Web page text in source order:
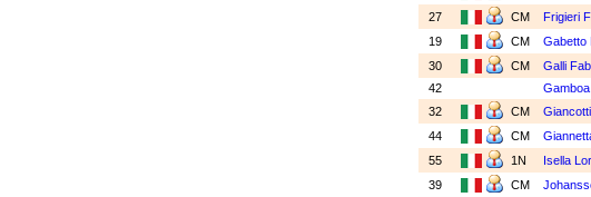
27
CM Frigieri
19
CM Gabetto
30
CM Galli
42
32
CM
44
CM
55
1N Isella
39
CM